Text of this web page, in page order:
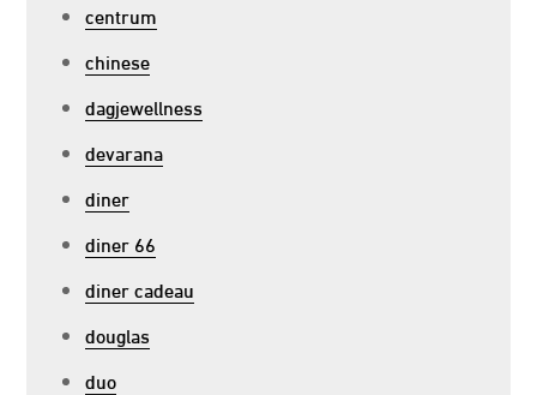
centrum
chinese
dagjewellness
devarana
diner
diner 66
diner cadeau
douglas
duo